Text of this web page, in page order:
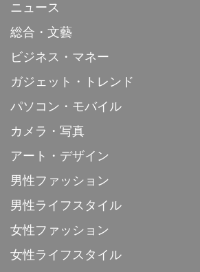
ニュース
総合・文藝
ビジネス・マネー
ガジェット・トレンド
パソコン・モバイル
カメラ・写真
アート・デザイン
男性ファッション
男性ライフスタイル
女性ファッション
女性ライフスタイル